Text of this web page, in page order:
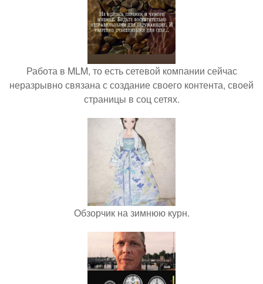
Работа в MLM, то есть сетевой компании сейчас
неразрывно связана с создание своего контента, своей
страницы в соц сетях.
Обзорчик на зимнюю курн.